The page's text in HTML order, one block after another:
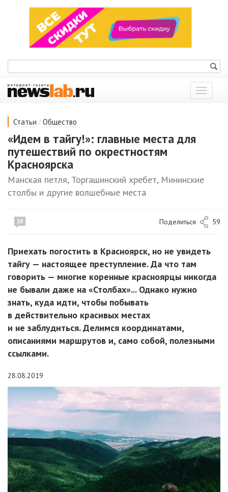
Показать
меню
Статьи / Общество
«Идем в тайгу!»: главные места для
путешествий по окрестностям
Красноярска
Манская петля, Торгашинский хребет, Мининские
столбы и другие волшебные места
18 Поделиться 59
Приехать погостить в Красноярск, но не увидеть
тайгу — настоящее преступление. Да что там
говорить — многие коренные красноярцы никогда
не бывали даже на «Столбах»... Однако нужно
знать, куда идти, чтобы побывать
в действительно красивых местах
и не заблудиться. Делимся координатами,
описаниями маршрутов и, само собой, полезными
ссылками.
28.08.2019